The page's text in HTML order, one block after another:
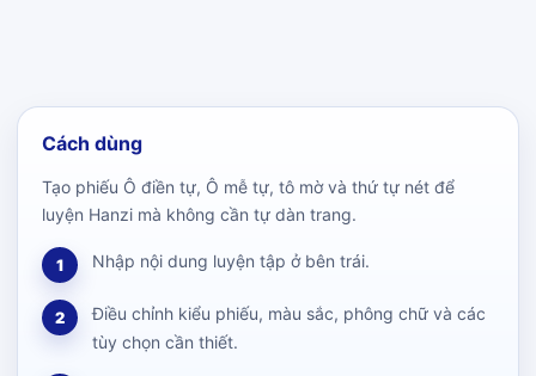
Cách dùng
Tạo phiếu Ô điền tự, Ô mễ tự, tô mờ và thứ tự nét để
luyện Hanzi mà không cần tự dàn trang.
1 Nhập nội dung luyện tập ở bên trái.
2
Điều chỉnh kiểu phiếu, màu sắc, phông chữ và các
tùy chọn cần thiết.